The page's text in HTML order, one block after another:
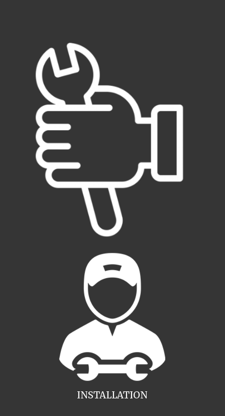
INSTALLATION